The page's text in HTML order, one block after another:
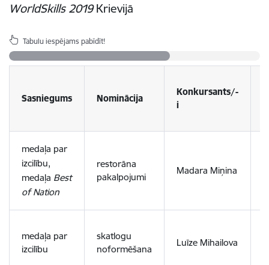
WorldSkills 2019Krievijā
Tabulu iespējams pabīdīt!
Sasniegums Nominācija
Konkursants/-
i
medaļa par
izcilību,
medaļa Best
of Nation
restorāna
pakalpojumi
Madara Miņina
medaļa par
izcilību
skatlogu
noformēšana
Luīze Mihailova